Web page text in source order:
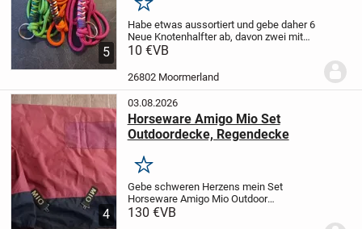
5
Merken
Habe etwas aussortiert und gebe daher 6
Neue Knotenhalfter ab, davon zwei mit
Ringen. Größe VB/WB. Diese lagen nicht
sind teils sogar noch verpackt.
10 €VB
26802 Moormerland
4
03.08.2026
Horseware Amigo Mio Set
Outdoordecke, Regendecke
Merken
Gebe schweren Herzens mein Set
Horseware Amigo Mio Outdoor
Regendecken ab.
130 €VB